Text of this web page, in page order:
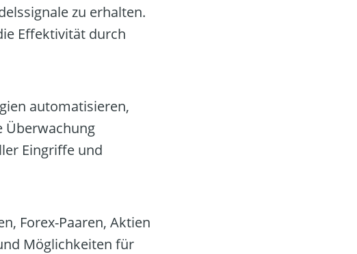
zu erhalten.
Effektivität durch
automatisieren,
Überwachung
Eingriffe und
Forex-Paaren, Aktien
Möglichkeiten für